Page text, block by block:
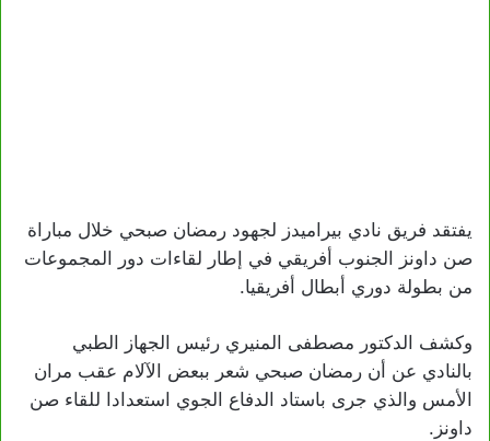
يفتقد فريق نادي بيراميدز لجهود رمضان صبحي خلال مباراة
صن داونز الجنوب أفريقي في إطار لقاءات دور المجموعات
من بطولة دوري أبطال أفريقيا.
وكشف الدكتور مصطفى المنيري رئيس الجهاز الطبي
بالنادي عن أن رمضان صبحي شعر ببعض الآلام عقب مران
الأمس والذي جرى باستاد الدفاع الجوي استعدادا للقاء صن
داونز.